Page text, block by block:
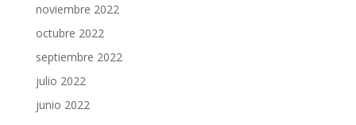
noviembre 2022
octubre 2022
septiembre 2022
julio 2022
junio 2022